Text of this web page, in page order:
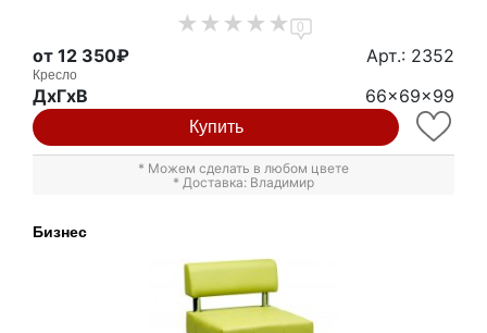
0
от 12 350₽ Арт.: 2352
Кресло
ДxГxВ 66x69x99
Купить
* Можем сделать в любом цвете
* Доставка: Владимир
Бизнес